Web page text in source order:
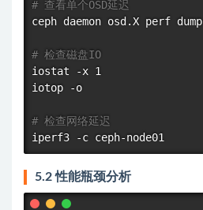
# 查看单个OSD延迟
ceph daemon osd.X perf dump
# 检查磁盘IO
iostat -x 1
iotop -o
# 检查网络延迟
5.2 性能瓶颈分析